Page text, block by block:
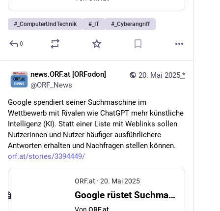
# _ComputerUndTechnik # _IT # _Cyberangriff
0
20. Mai 2025 *
news.ORF.at [ORFodon]
@ORF_News
Google spendiert seiner Suchmaschine im
Wettbewerb mit Rivalen wie ChatGPT mehr künstliche
Intelligenz (KI). Statt einer Liste mit Weblinks sollen
Nutzerinnen und Nutzer häufiger ausführlichere
Antworten erhalten und Nachfragen stellen können.
orf.at/stories/3394449/
ORF.at · 20. Mai 2025
Google rüstet Suchmaschine mit KI-Funktionen auf